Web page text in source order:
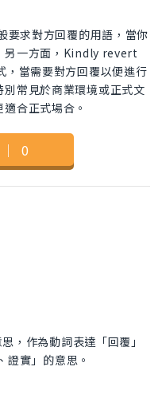
求對方回覆的用語，當你
另一方面，Kindly revert
當需要對方回覆以便進行
常見於商業環境或正式文
合正式場合。
｜ 0
，作為動詞表達「回覆」
實」的意思。